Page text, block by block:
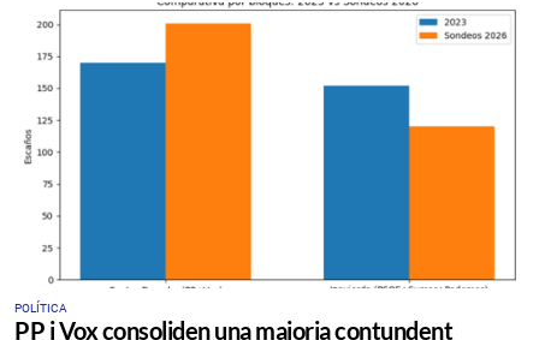
POLÍTICA
PP i Vox consoliden una majoria contundent